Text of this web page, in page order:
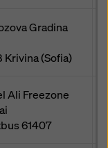
Gradina
Krivina (Sofia)
Ali Freezone
61407